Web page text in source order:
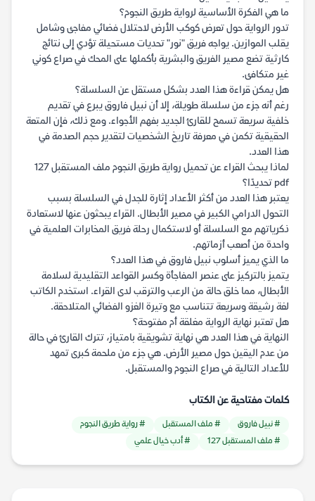
ما هي الفكرة الأساسية لرواية طريق النجوم؟
تدور الرواية حول تعرض كوكب الأرض لاحتلال فضائي مفاجئ وشامل
يقلب الموازين. يواجه فريق "نور" تحديات مستحيلة تؤدي إلى نتائج
كارثية تضع مصير الفريق والبشرية بأكملها على المحك في صراع كوني
غير متكافئ.
هل يمكن قراءة هذا العدد بشكل مستقل عن السلسلة؟
رغم أنه جزء من سلسلة طويلة، إلا أن نبيل فاروق يبرع في تقديم
خلفية سريعة تسمح للقارئ الجديد بفهم الأجواء. ومع ذلك، فإن المتعة
الحقيقية تكمن في معرفة تاريخ الشخصيات لتقدير حجم الصدمة في
هذا العدد.
لماذا يبحث القراء عن تحميل رواية طريق النجوم ملف المستقبل 127
pdf تحديدًا؟
يعتبر هذا العدد من أكثر الأعداد إثارة للجدل في السلسلة بسبب
التحول الدرامي الكبير في مصير الأبطال. القراء يبحثون عنها لاستعادة
ذكرياتهم مع السلسلة أو لاستكمال رحلة فريق المخابرات العلمية في
واحدة من أصعب أزماتهم.
ما الذي يميز أسلوب نبيل فاروق في هذا العدد؟
يتميز بالتركيز على عنصر المفاجأة وكسر القواعد التقليدية لسلامة
الأبطال، مما خلق حالة من الرعب والترقب لدى القراء. استخدم الكاتب
لغة رشيقة وسريعة تتناسب مع وتيرة الغزو الفضائي المتلاحقة.
هل تعتبر نهاية الرواية مغلقة أم مفتوحة؟
النهاية في هذا العدد هي نهاية تشويقية بامتياز، تترك القارئ في حالة
من عدم اليقين حول مصير الأرض. هي جزء من ملحمة كبرى تمهد
للأعداد التالية في صراع النجوم والمستقبل.
كلمات مفتاحية عن الكتاب
# نبيل فاروق # ملف المستقبل
# رواية طريق النجوم
# ملف المستقبل 127
# أدب خيال علمي